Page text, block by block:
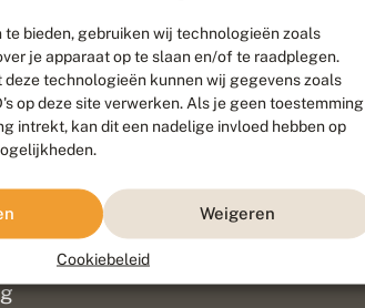
te bieden, gebruiken wij technologieën zoals
je apparaat op te slaan en/of te raadplegen.
deze technologieën kunnen wij gegevens zoals
op deze site verwerken. Als je geen toestemming
intrekt, kan dit een nadelige invloed hebben op
Weigeren
Cookiebeleid
Go2People, ontworpen door